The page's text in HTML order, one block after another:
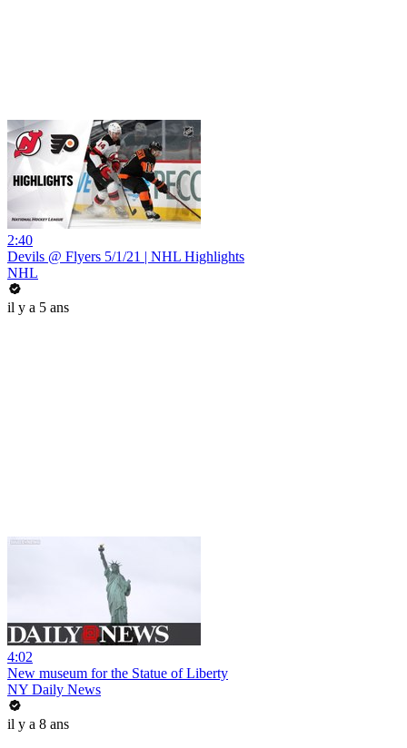
2:40
Devils @ Flyers 5/1/21 | NHL Highlights
NHL
il y a 5 ans
4:02
New museum for the Statue of Liberty
NY Daily News
il y a 8 ans